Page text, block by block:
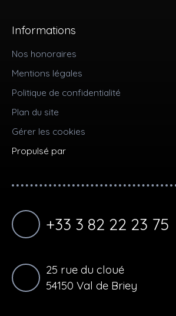
Informations
Nos honoraires
Mentions légales
Politique de confidentialité
Plan du site
Gérer les cookies
Propulsé par
+33 3 82 22 23 75
25 rue du cloué
54150 Val de Briey